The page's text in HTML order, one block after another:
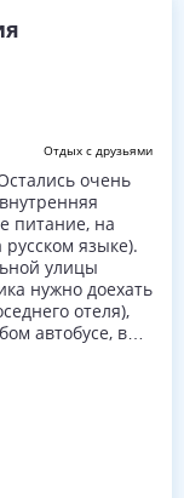
Отдых с друзьями
очень
питание, на
языке).
улицы
нужно доехать
отеля),
автобусе, в
цетральной
в 16.15.
комплекс с